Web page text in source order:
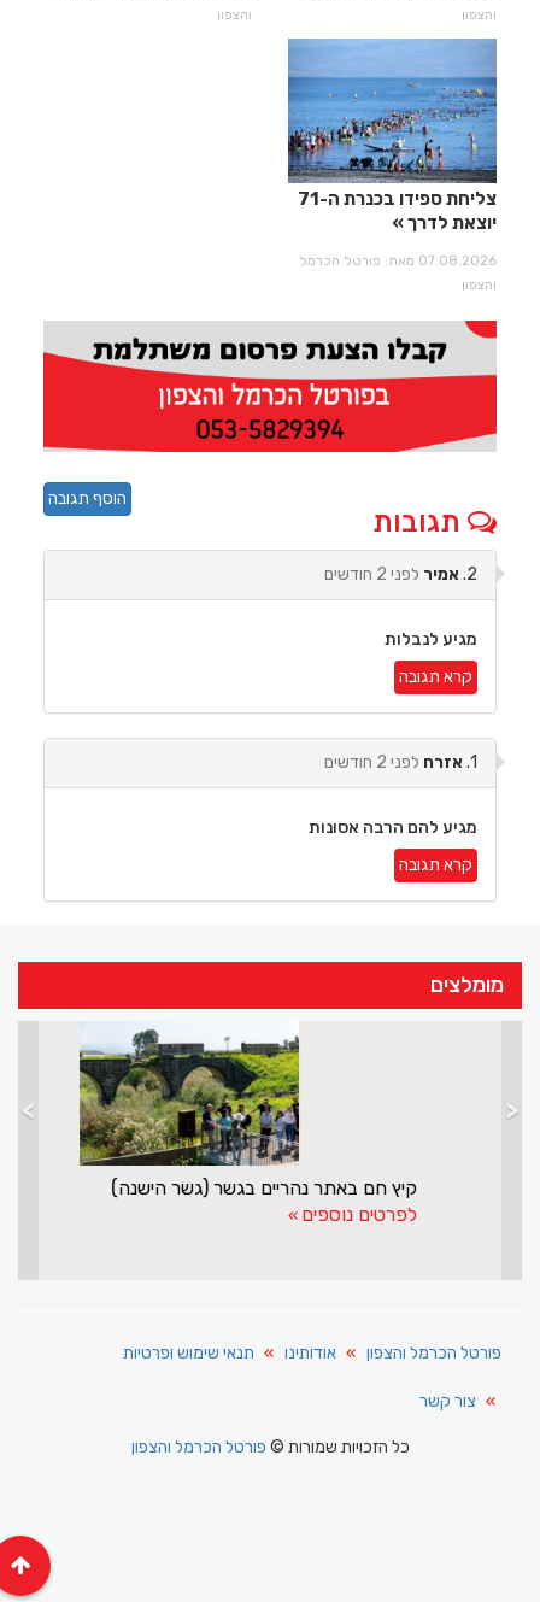
והצפון
והצפון
צליחת ספידו בכנרת ה-71
יוצאת לדרך
07.08.2026 מאת: פורטל הכרמל
והצפון
תגובות
הוסף תגובה
אמירלפני 2 חודשים
מגיע לנבלות
קרא תגובה
אזרח לפני 2 חודשים
מגיע להם הרבה אסונות
קרא תגובה
מומלצים
מנסור אשקר עושה שליחות חשובה לישראל ולדרוזים
לפרטים נוספים
> <
פורטל הכרמל והצפון אודותינו תנאי שימוש ופרטיות
צור קשר
כל הזכויות שמורות ©פורטל הכרמל והצפון